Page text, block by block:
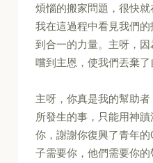
煩惱的搬家問題，很快就
我在這過程中看見我們
到合一的力量。主呀，
嚐到主恩，使我們丟棄了
主呀，你真是我的幫助
所發生的事，只能用神
你，謝謝你復興了青年
子需要你，他們需要你